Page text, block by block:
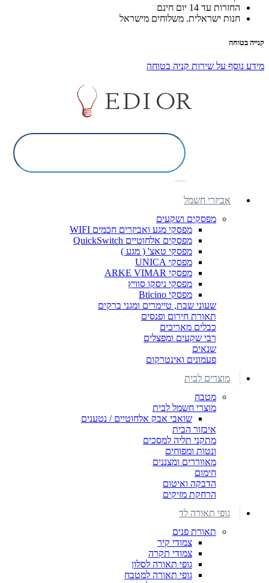
החזרות עד 14 יום חינם
חנות ישראלית. משלוחים מישראל
קנייה בטוחה
מידע נוסף על שירות קניה בטוחה
אביזרי חשמל
מפסקים ושקעים
מפסקי מגע ואביזרים חכמים WIFI
מפסקים אלחוטיים QuickSwitch
מפסקי טאצ' ( מגע )
מפסקי UNICA
מפסקי ARKE VIMAR
מפסקי ניסקו סוויץ
מפסקי Bticino
שעוני שבת, טיימרים ומגני ברקים
תאורת חירום ופנסים
כבלים מאריכים
רבי שקעים ומפצלים
שנאים
פעמונים ואינטרקום
מוצרים לבית
מטבח
מוצרי חשמל לבית
שואבי אבק אלחוטיים / נטענים
איבזור הבית
מתקני תליה למסכים
ונטות ומפוחים
מאווררים ומצננים
חימום
הדבקה ואיטום
הרחקת מזיקים
גופי תאורה לד
תאורת פנים
צמודי קיר
צמודי תקרה
גופי תאורה לסלון
גופי תאורה למטבח